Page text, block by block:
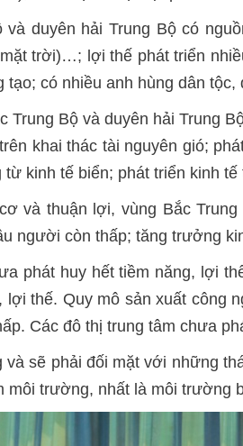
và duyên hải Trung Bộ có
trời)…; lợi thế phát triển
tạo; có nhiều anh hùng dân tộc,
Trung Bộ và duyên hải Trung
khai thác tài nguyên gió;
kinh tế biển; phát triển kinh
và thuận lợi, vùng Bắc
người còn thấp; tăng trưởng
phát huy hết tiềm năng, lợi
thế. Quy mô sản xuất công
Các đô thị trung tâm chưa
và sẽ phải đối mặt với những
môi trường, nhất là môi trường